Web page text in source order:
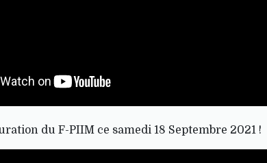
du F-PIIM ce samedi 18 Septembre 2021 !